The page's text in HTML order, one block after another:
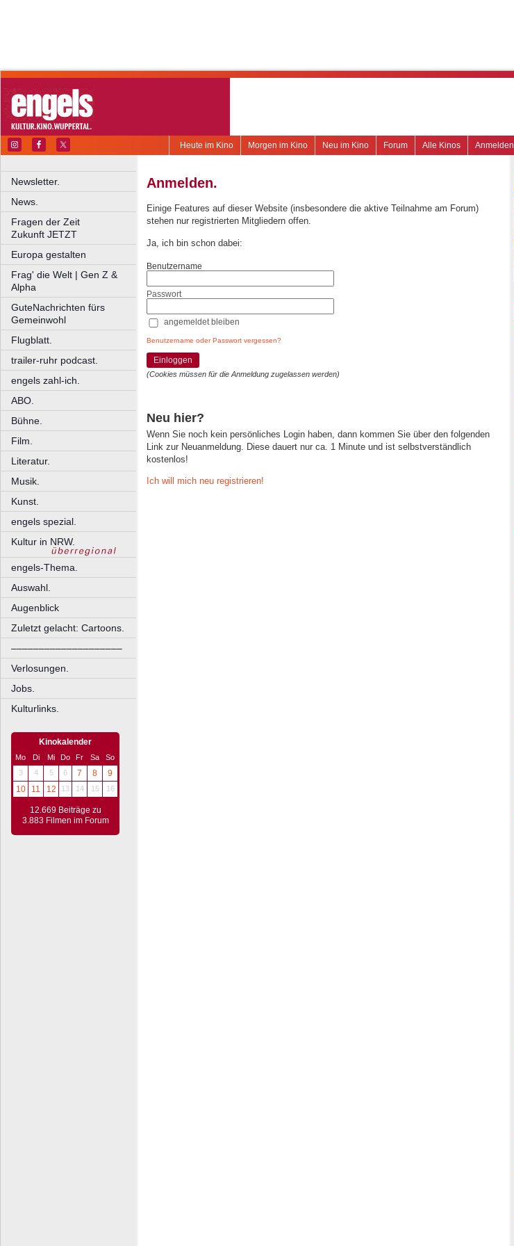
Anmelden
Alle Kinos
Forum
Neu im Kino
Morgen im Kino
Heute im Kino
Newsletter.
News.
Fragen der Zeit
Zukunft JETZT
Europa gestalten
Frag' die Welt | Gen Z &
Alpha
GuteNachrichten fürs
Gemeinwohl
Flugblatt.
trailer-ruhr podcast.
engels zahl-ich.
ABO.
Bühne.
Film.
Literatur.
Musik.
Kunst.
engels spezial.
Kultur in NRW.
engels-Thema.
Auswahl.
Augenblick
Zuletzt gelacht: Cartoons.
––––––––––––––––––––
Verlosungen.
Jobs.
Kulturlinks.
Kinokalender
Mo Di Mi Do Fr Sa
So
3
4 5 6 7 8
9
10
11 12 13 14 15 16
12.669 Beiträge zu
3.883 Filmen im Forum
Anmelden.
Einige Features auf dieser Website (insbesondere die aktive Teilnahme am Forum)
stehen nur registrierten Mitgliedern offen.
Ja, ich bin schon dabei:
Benutzername
Passwort
angemeldet bleiben
Benutzername oder Passwort vergessen?
Einloggen
(Cookies müssen für die Anmeldung zugelassen werden)
Neu hier?
Wenn Sie noch kein persönliches Login haben, dann kommen Sie über den folgenden
Link zur Neuanmeldung. Diese dauert nur ca. 1 Minute und ist selbstverständlich
kostenlos!
Ich will mich neu registrieren!